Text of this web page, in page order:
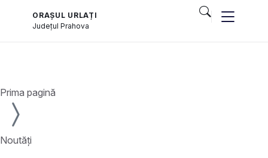
ORAȘUL URLAȚI
JudețulPrahova
Prima pagină
Noutăți